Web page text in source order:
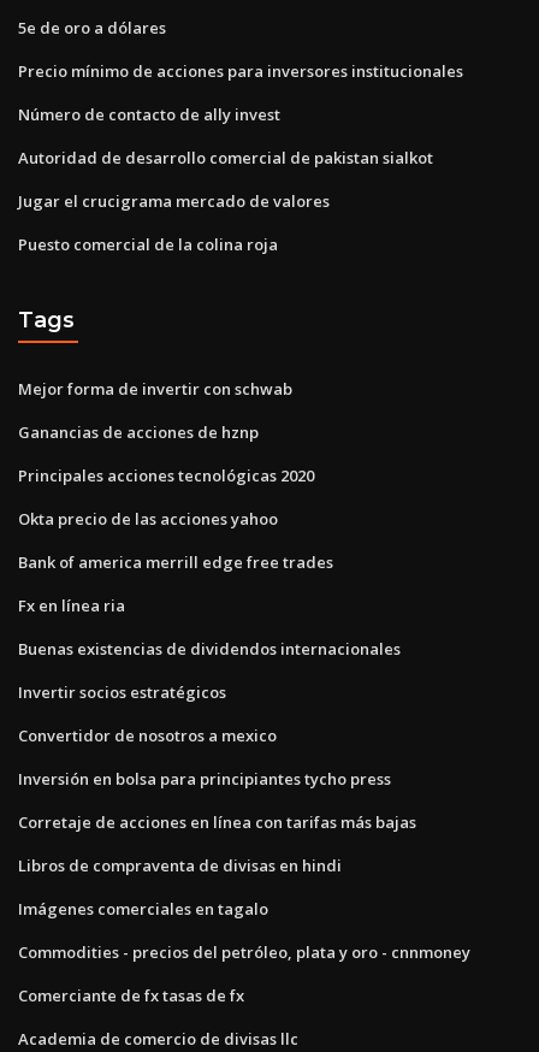
5e de oro a dólares
Precio mínimo de acciones para inversores institucionales
Número de contacto de ally invest
Autoridad de desarrollo comercial de pakistan sialkot
Jugar el crucigrama mercado de valores
Puesto comercial de la colina roja
Tags
Mejor forma de invertir con schwab
Ganancias de acciones de hznp
Principales acciones tecnológicas 2020
Okta precio de las acciones yahoo
Bank of america merrill edge free trades
Fx en línea ria
Buenas existencias de dividendos internacionales
Invertir socios estratégicos
Convertidor de nosotros a mexico
Inversión en bolsa para principiantes tycho press
Corretaje de acciones en línea con tarifas más bajas
Libros de compraventa de divisas en hindi
Imágenes comerciales en tagalo
Commodities - precios del petróleo, plata y oro - cnnmoney
Comerciante de fx tasas de fx
Academia de comercio de divisas llc